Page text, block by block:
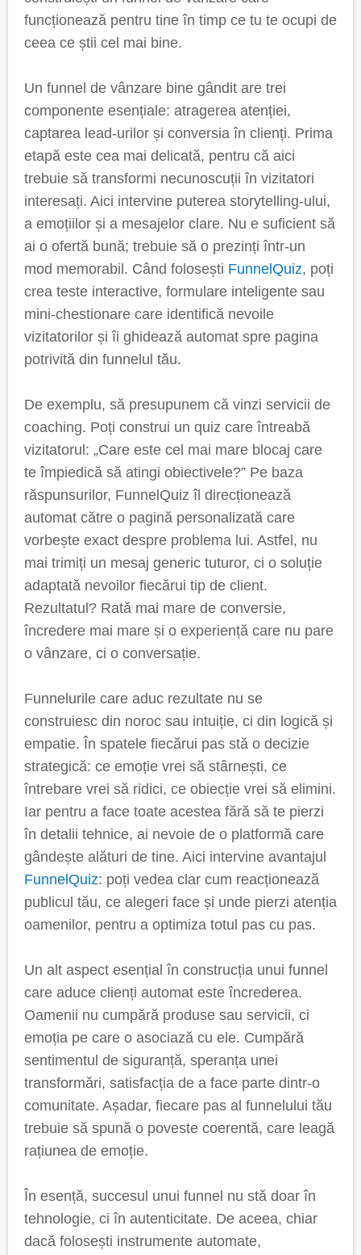
funcționează pentru tine în timp ce tu te ocupi de
ceea ce știi cel mai bine.
Un funnel de vânzare bine gândit are trei
componente esențiale: atragerea atenției,
captarea lead-urilor și conversia în clienți. Prima
etapă este cea mai delicată, pentru că aici
trebuie să transformi necunoscuții în vizitatori
interesați. Aici intervine puterea storytelling-ului,
a emoțiilor și a mesajelor clare. Nu e suficient să
ai o ofertă bună; trebuie să o prezinți într-un
mod memorabil. Când folosești FunnelQuiz, poți
crea teste interactive, formulare inteligente sau
mini-chestionare care identifică nevoile
vizitatorilor și îi ghidează automat spre pagina
potrivită din funnelul tău.
De exemplu, să presupunem că vinzi servicii de
coaching. Poți construi un quiz care întreabă
vizitatorul: „Care este cel mai mare blocaj care
te împiedică să atingi obiectivele?” Pe baza
răspunsurilor, FunnelQuiz îl direcționează
automat către o pagină personalizată care
vorbește exact despre problema lui. Astfel, nu
mai trimiți un mesaj generic tuturor, ci o soluție
adaptată nevoilor fiecărui tip de client.
Rezultatul? Rată mai mare de conversie,
încredere mai mare și o experiență care nu pare
o vânzare, ci o conversație.
Funnelurile care aduc rezultate nu se
construiesc din noroc sau intuiție, ci din logică și
empatie. În spatele fiecărui pas stă o decizie
strategică: ce emoție vrei să stârnești, ce
întrebare vrei să ridici, ce obiecție vrei să elimini.
Iar pentru a face toate acestea fără să te pierzi
în detalii tehnice, ai nevoie de o platformă care
gândește alături de tine. Aici intervine avantajul
FunnelQuiz: poți vedea clar cum reacționează
publicul tău, ce alegeri face și unde pierzi atenția
oamenilor, pentru a optimiza totul pas cu pas.
Un alt aspect esențial în construcția unui funnel
care aduce clienți automat este încrederea.
Oamenii nu cumpără produse sau servicii, ci
emoția pe care o asociază cu ele. Cumpără
sentimentul de siguranță, speranța unei
transformări, satisfacția de a face parte dintr-o
comunitate. Așadar, fiecare pas al funnelului tău
trebuie să spună o poveste coerentă, care leagă
rațiunea de emoție.
În esență, succesul unui funnel nu stă doar în
tehnologie, ci în autenticitate. De aceea, chiar
dacă folosești instrumente automate,